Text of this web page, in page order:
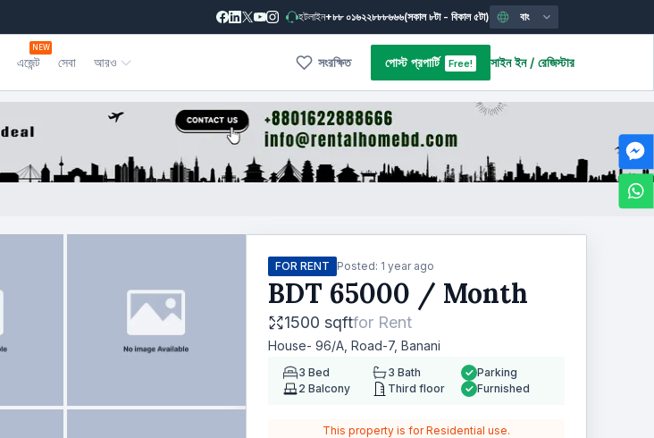
হটলাইন+৮৮ ০১৬২২৮৮৮৬৬৬(সকাল ৮টা - বিকাল ৫টা) বাং
এজেন্ট
NEW
সেবা আরও সংরক্ষিত পোস্ট প্রপার্টি Free! সাইন ইন / রেজিস্টার
FOR RENT Posted: 1 year ago
BDT 65000 / Month
1500 sqftfor Rent
House- 96/A, Road-7, Banani
3 Bed 3 Bath
2 Balcony Third floor
Parking
Furnished
This property is for Residential use.